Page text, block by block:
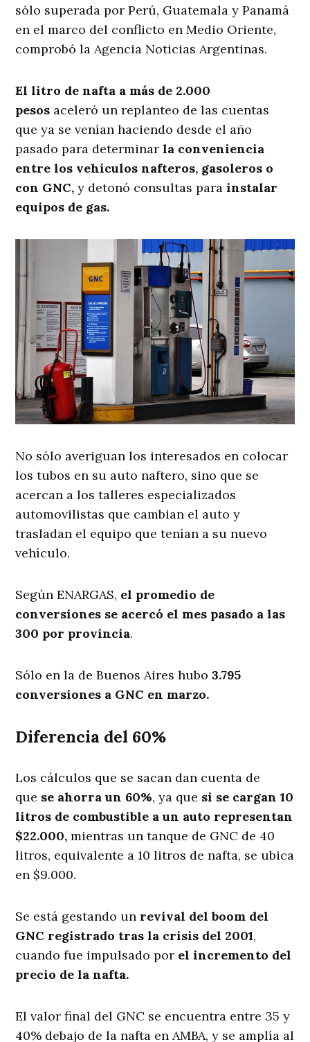
sólo superada por Perú, Guatemala y Panamá
en el marco del conflicto en Medio Oriente,
comprobó la Agencia Noticias Argentinas.
El litro de nafta a más de 2.000
pesos aceleró un replanteo de las cuentas
que ya se venían haciendo desde el año
pasado para determinarla conveniencia
entre los vehículos nafteros, gasoleros o
con GNC, y detonó consultas parainstalar
equipos de gas.
No sólo averiguan los interesados en colocar
los tubos en su auto naftero, sino que se
acercan a los talleres especializados
automovilistas que cambian el auto y
trasladan el equipo que tenían a su nuevo
vehículo.
Según ENARGAS, el promedio de
conversiones se acercó el mes pasado a las
300 por provincia.
Sólo en la de Buenos Aires hubo3.795
conversiones a GNC en marzo.
Diferencia del 60%
Los cálculos que se sacan dan cuenta de
que se ahorra un 60%, ya que si se cargan 10
litros de combustible a un auto representan
$22.000, mientras un tanque de GNC de 40
litros, equivalente a 10 litros de nafta, se ubica
en $9.000.
Se está gestando un revival del boom del
GNC registrado tras la crisis del 2001,
cuando fue impulsado por el incremento del
precio de la nafta.
El valor final del GNC se encuentra entre 35 y
40% debajo de la nafta en AMBA, y se amplía al